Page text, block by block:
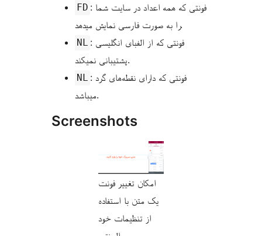
FD : فونتی که همه اعداد در سایت شما
را به صورت فارسی نمایش میدهد.
NL : فونتی که از الفبای انگلیسی
پشتیبانی نمیکند.
NL : فونتی که دارای نقطه‌های گرد
میباشد.
Screenshots
امکان تغییر فونت
یک متن با استفاده
از تنظیمات خود